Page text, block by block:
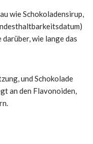
wie Schokoladensirup,
wie lange das
und Schokolade
an den Flavonoiden,